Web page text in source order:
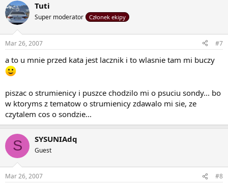
Tuti
Super moderator Członek ekipy
Mar 26, 2007 #7
a to u mnie przed kata jest lacznik i to wlasnie tam mi buczy
piszac o strumienicy i puszce chodzilo mi o psuciu sondy... bo
w ktoryms z tematow o strumienicy zdawalo mi sie, ze
czytalem cos o sondzie...
S SYSUNIAdq
Guest
Mar 26, 2007 #8